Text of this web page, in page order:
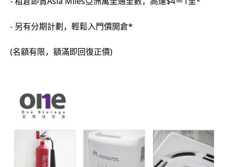
- 另有分期計劃，輕鬆入門價開倉*
(名額有限，額滿即回復正價)